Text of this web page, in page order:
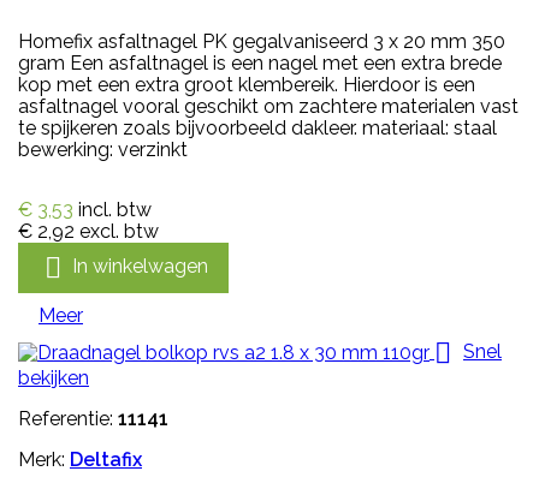
Homefix asfaltnagel PK gegalvaniseerd 3 x 20 mm 350
gram Een asfaltnagel is een nagel met een extra brede
kop met een extra groot klembereik. Hierdoor is een
asfaltnagel vooral geschikt om zachtere materialen vast
te spijkeren zoals bijvoorbeeld dakleer. materiaal: staal
bewerking: verzinkt
€ 3,53 incl. btw
€ 2,92 excl. btw
 In winkelwagen
Meer
 Snel
bekijken
Referentie: 11141
Merk: Deltafix